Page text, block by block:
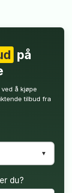
på
å kjøpe
tilbud fra
du?